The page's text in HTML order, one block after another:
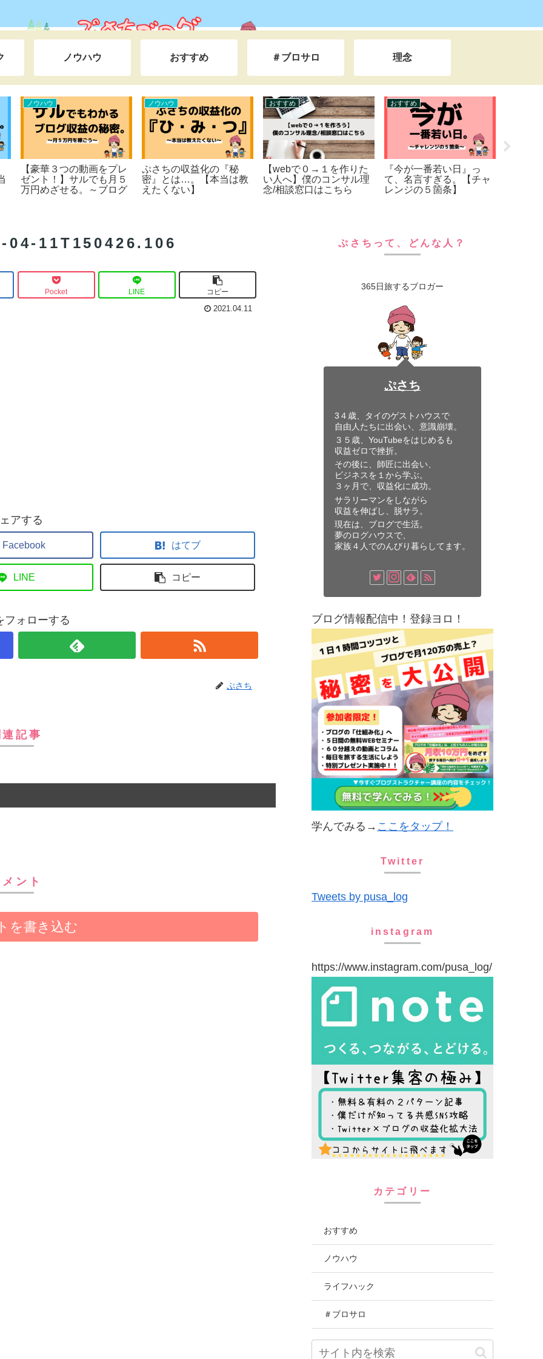
ノウハウ おすすめ ＃ブロサロ 理念
めた
のは
設定
ライフハック
【とても恥ずかしい35年
間の告白】友達となじめ
ず教室の隅で泣いた学生
舎でスローライフをしな
がら日本＆世界一周の旅
逆転した”あるキッカ
ケ”とは・・。
ライフハック
ぷさちのプロフィール
ライフハック
X（旧Twitter）×ブログが
正解!!【副業するなら、
コレ１択】
ライフハック
教え子の実績紹介【収益
化の報告】
04-11T150426.106
Pocket LINE コピー
2021.04.11
アする
Facebook はてブ
LINE コピー
フォローする
ぷさち
連記事
ント
を書き込む
ぷさちって、どんな人？
365日旅するブロガー
ぷさち
3４歳、タイのゲストハウスで
自由人たちに出会い、意識崩壊。
３５歳、YouTubeをはじめるも
収益ゼロで挫折。
その後に、師匠に出会い、
ビジネスを１から学ぶ。
３ヶ月で、収益化に成功。
サラリーマンをしながら
収益を伸ばし、脱サラ。
現在は、ブログで生活。
夢のログハウスで、
家族４人でのんびり暮らしてます。
ブログ情報配信中！登録ヨロ！
学んでみる→ ここをタップ！
Twitter
Tweets by pusa_log
instagram
https://www.instagram.com/pusa_log/
カテゴリー
おすすめ
ノウハウ
ライフハック
＃ブロサロ